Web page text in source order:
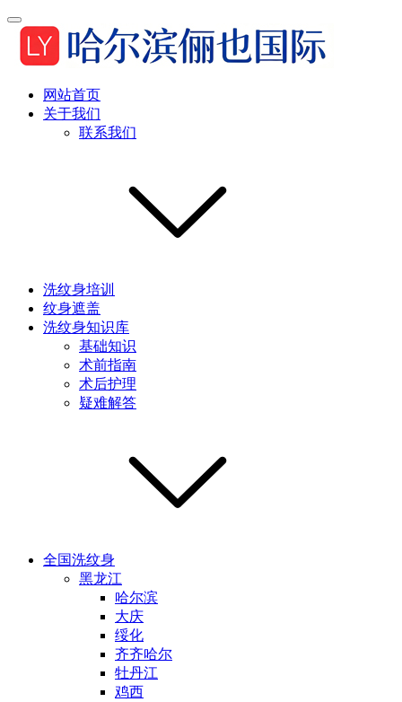
网站首页
关于我们
联系我们
洗纹身培训
纹身遮盖
洗纹身知识库
基础知识
术前指南
术后护理
疑难解答
全国洗纹身
黑龙江
哈尔滨
大庆
绥化
齐齐哈尔
牡丹江
鸡西